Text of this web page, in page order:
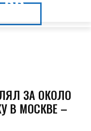
ЗА ОКОЛО
В МОСКВЕ –